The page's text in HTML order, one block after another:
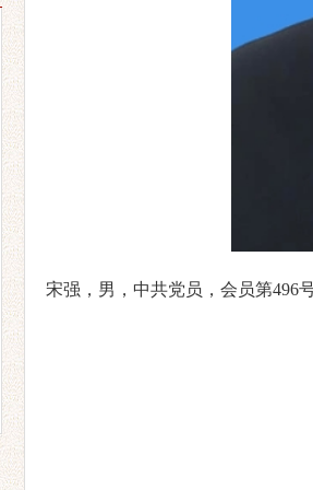
宋强，男，中共党员，会员第496